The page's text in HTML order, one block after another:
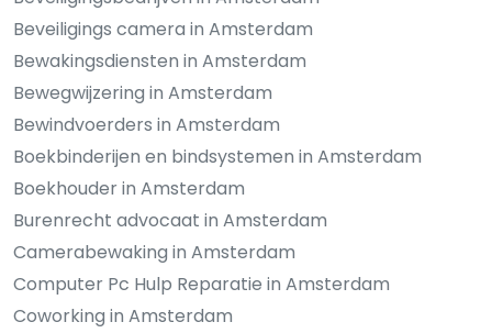
Beveiligings camera in Amsterdam
Bewakingsdiensten in Amsterdam
Bewegwijzering in Amsterdam
Bewindvoerders in Amsterdam
Boekbinderijen en bindsystemen in Amsterdam
Boekhouder in Amsterdam
Burenrecht advocaat in Amsterdam
Camerabewaking in Amsterdam
Computer Pc Hulp Reparatie in Amsterdam
Coworking in Amsterdam